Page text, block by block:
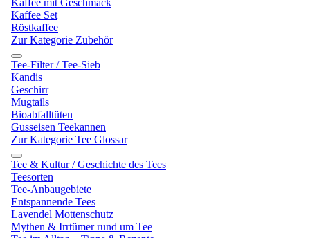
Kaffee mit Geschmack
Kaffee Set
Röstkaffee
Zur Kategorie Zubehör
Tee-Filter / Tee-Sieb
Kandis
Geschirr
Mugtails
Bioabfalltüten
Gusseisen Teekannen
Zur Kategorie Tee Glossar
Tee & Kultur / Geschichte des Tees
Teesorten
Tee-Anbaugebiete
Entspannende Tees
Lavendel Mottenschutz
Mythen & Irrtümer rund um Tee